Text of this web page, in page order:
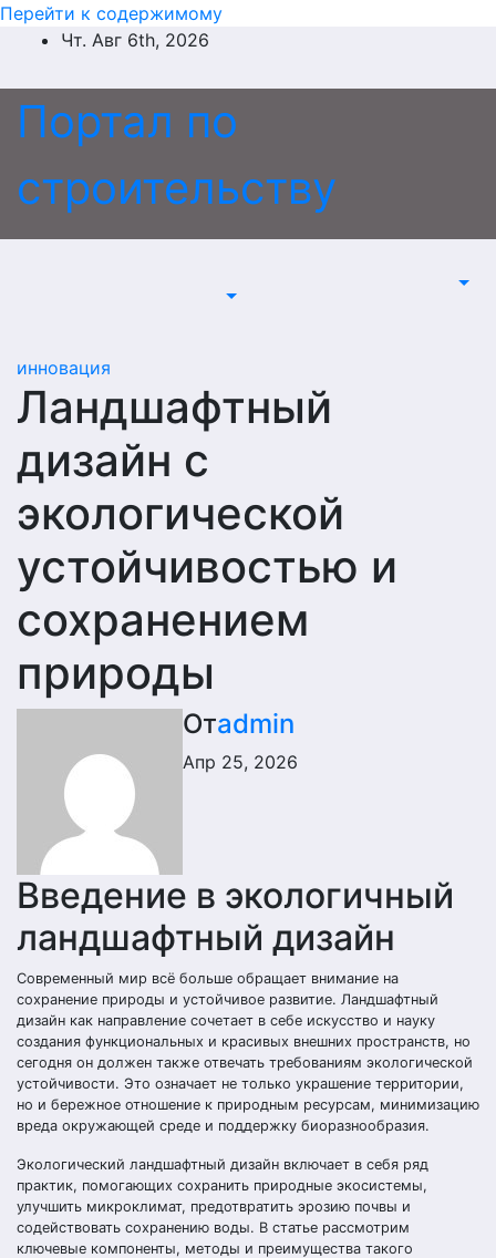
Перейти к содержимому
Чт. Авг 6th, 2026
Портал по
строительству
инновация
Ландшафтный
дизайн с
экологической
устойчивостью и
сохранением
природы
Отadmin
Апр 25, 2026
Введение в экологичный
ландшафтный дизайн
Современный мир всё больше обращает внимание на
сохранение природы и устойчивое развитие. Ландшафтный
дизайн как направление сочетает в себе искусство и науку
создания функциональных и красивых внешних пространств, но
сегодня он должен также отвечать требованиям экологической
устойчивости. Это означает не только украшение территории,
но и бережное отношение к природным ресурсам, минимизацию
вреда окружающей среде и поддержку биоразнообразия.
Экологический ландшафтный дизайн включает в себя ряд
практик, помогающих сохранить природные экосистемы,
улучшить микроклимат, предотвратить эрозию почвы и
содействовать сохранению воды. В статье рассмотрим
ключевые компоненты, методы и преимущества такого